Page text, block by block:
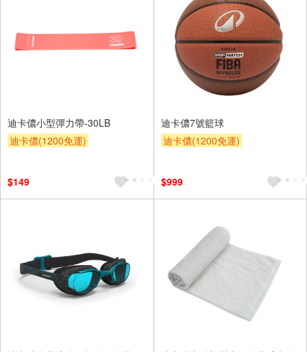
迪卡儂小型彈力帶-30LB
迪卡儂(1200免運)
$149
迪卡儂7號籃球
迪卡儂(1200免運)
$999